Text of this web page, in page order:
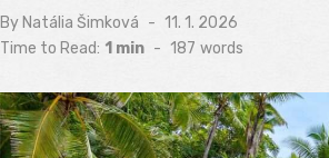
By Natália Šimková
Posted
on
11. 1. 2026
Time to Read: 1 min - 187 words